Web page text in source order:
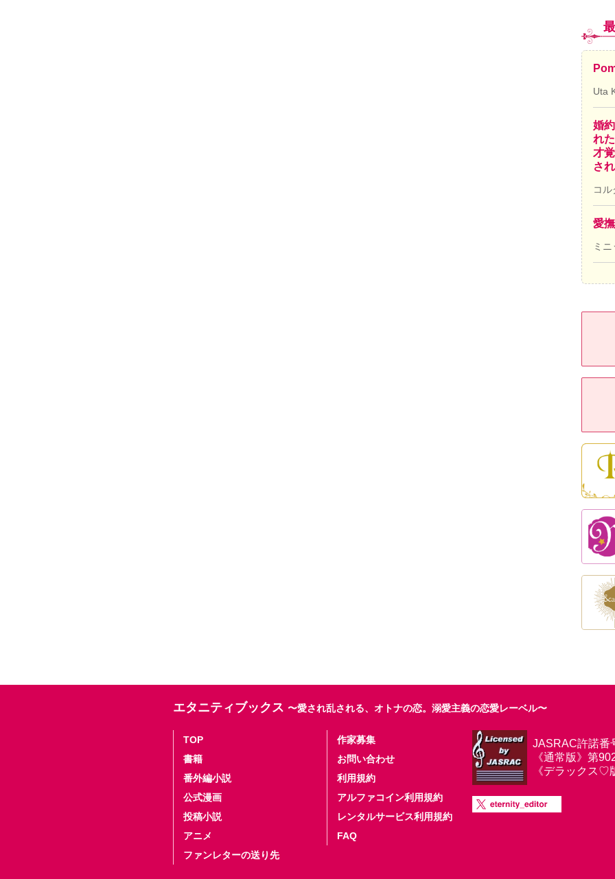
Uta
婚
れ
才
さ
コル
愛
ミ
エタニティブックス 〜愛され乱される、オトナの恋。溺愛主義の恋愛レーベル〜
TOP
書籍
番外編小説
公式漫画
投稿小説
アニメ
ファンレターの送り先
作家募集
お問い合わせ
利用規約
アルファコイン利用規約
レンタルサービス利用規約
FAQ
JASRAC許諾番
《通常版》第
《デラックス♡